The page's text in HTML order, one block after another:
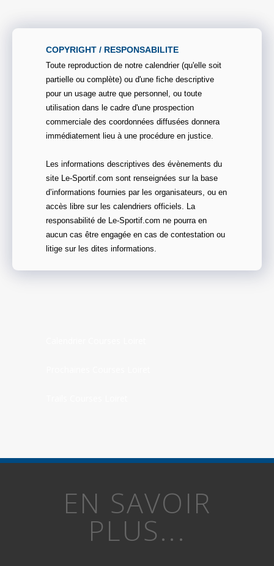
COPYRIGHT / RESPONSABILITE
Toute reproduction de notre calendrier (qu'elle soit
partielle ou complète) ou d'une fiche descriptive
pour un usage autre que personnel, ou toute
utilisation dans le cadre d'une prospection
commerciale des coordonnées diffusées donnera
immédiatement lieu à une procédure en justice.
Les informations descriptives des évènements du
site Le-Sportif.com sont renseignées sur la base
d’informations fournies par les organisateurs, ou en
accès libre sur les calendriers officiels. La
responsabilité de Le-Sportif.com ne pourra en
aucun cas être engagée en cas de contestation ou
litige sur les dites informations.
EN SAVOIR
PLUS...